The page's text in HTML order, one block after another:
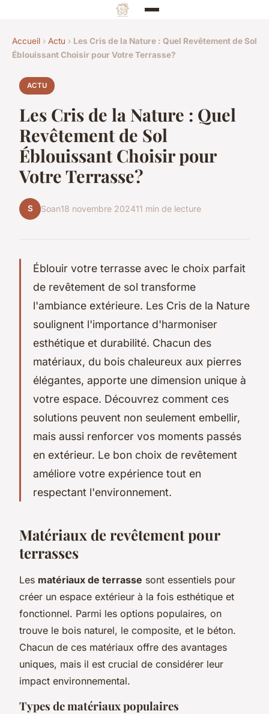
Accueil › Actu › Les Cris de la Nature : Quel Revêtement de Sol
Éblouissant Choisir pour Votre Terrasse?
ACTU
Les Cris de la Nature : Quel
Revêtement de Sol
Éblouissant Choisir pour
Votre Terrasse?
S Soan18 novembre 202411 min de lecture
Éblouir votre terrasse avec le choix parfait
de revêtement de sol transforme
l'ambiance extérieure. Les Cris de la Nature
soulignent l'importance d'harmoniser
esthétique et durabilité. Chacun des
matériaux, du bois chaleureux aux pierres
élégantes, apporte une dimension unique à
votre espace. Découvrez comment ces
solutions peuvent non seulement embellir,
mais aussi renforcer vos moments passés
en extérieur. Le bon choix de revêtement
améliore votre expérience tout en
respectant l'environnement.
Matériaux de revêtement pour
terrasses
Les matériaux de terrasse sont essentiels pour
créer un espace extérieur à la fois esthétique et
fonctionnel. Parmi les options populaires, on
trouve le bois naturel, le composite, et le béton.
Chacun de ces matériaux offre des avantages
uniques, mais il est crucial de considérer leur
impact environnemental.
Types de matériaux populaires